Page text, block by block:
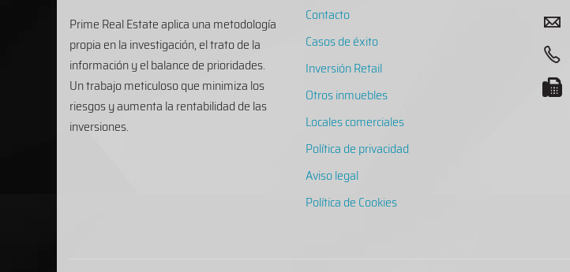
Prime Real Estate aplica una metodología
propia en la investigación, el trato de la
información y el balance de prioridades.
Un trabajo meticuloso que minimiza los
riesgos y aumenta la rentabilidad de las
inversiones.
Contacto
Casos de éxito
Inversión Retail
Otros inmuebles
Locales comerciales
Política de privacidad
Aviso legal
Política de Cookies